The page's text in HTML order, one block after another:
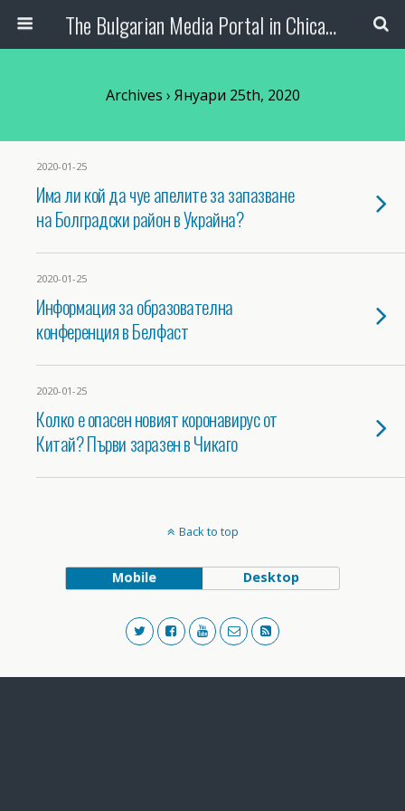
The Bulgarian Media Portal in Chicago
Archives › Януари 25th, 2020
2020-01-25
Има ли кой да чуе апелите за запазване
на Болградски район в Украйна?
2020-01-25
Информация за образователна
конференция в Белфаст
2020-01-25
Колко е опасен новият коронавирус от
Китай? Първи заразен в Чикаго
Back to top
Mobile Desktop